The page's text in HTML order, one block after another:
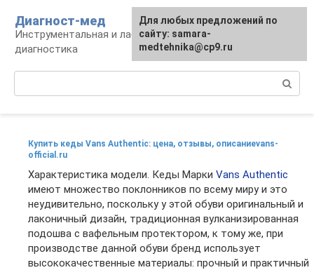
контенту
Диагност-мед
Инструментальная и лабораторная
диагностика
Купить кеды Vans Authentic: цена, отзывы, описаниеvans-
official.ru
Характеристика модели. Кеды Марки Vans Authentic
имеют множество поклонников по всему миру и это
неудивительно, поскольку у этой обуви оригинальный и
лаконичный дизайн, традиционная вулканизированная
подошва с вафельным протектором, к тому же, при
производстве данной обуви бренд использует
высококачественные материалы: прочный и практичный
Для любых предложений по
сайту: samara-
medtehnika@cp9.ru